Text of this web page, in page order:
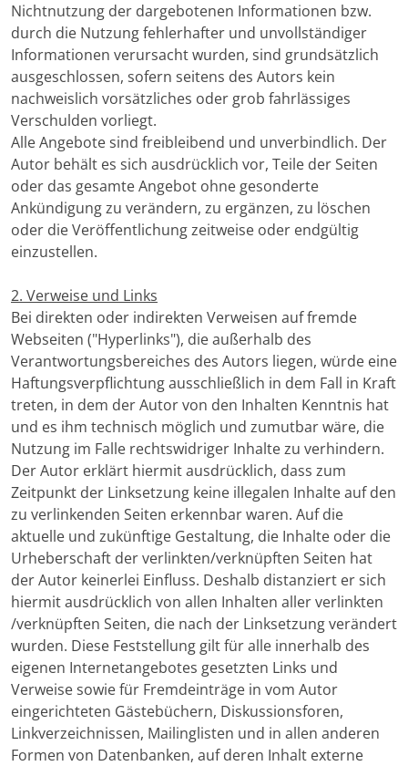
Nichtnutzung der dargebotenen Informationen bzw.
durch die Nutzung fehlerhafter und unvollständiger
Informationen verursacht wurden, sind grundsätzlich
ausgeschlossen, sofern seitens des Autors kein
nachweislich vorsätzliches oder grob fahrlässiges
Verschulden vorliegt.
Alle Angebote sind freibleibend und unverbindlich. Der
Autor behält es sich ausdrücklich vor, Teile der Seiten
oder das gesamte Angebot ohne gesonderte
Ankündigung zu verändern, zu ergänzen, zu löschen
oder die Veröffentlichung zeitweise oder endgültig
einzustellen.
2. Verweise und Links
Bei direkten oder indirekten Verweisen auf fremde
Webseiten ("Hyperlinks"), die außerhalb des
Verantwortungsbereiches des Autors liegen, würde eine
Haftungsverpflichtung ausschließlich in dem Fall in Kraft
treten, in dem der Autor von den Inhalten Kenntnis hat
und es ihm technisch möglich und zumutbar wäre, die
Nutzung im Falle rechtswidriger Inhalte zu verhindern.
Der Autor erklärt hiermit ausdrücklich, dass zum
Zeitpunkt der Linksetzung keine illegalen Inhalte auf den
zu verlinkenden Seiten erkennbar waren. Auf die
aktuelle und zukünftige Gestaltung, die Inhalte oder die
Urheberschaft der verlinkten/verknüpften Seiten hat
der Autor keinerlei Einfluss. Deshalb distanziert er sich
hiermit ausdrücklich von allen Inhalten aller verlinkten
/verknüpften Seiten, die nach der Linksetzung verändert
wurden. Diese Feststellung gilt für alle innerhalb des
eigenen Internetangebotes gesetzten Links und
Verweise sowie für Fremdeinträge in vom Autor
eingerichteten Gästebüchern, Diskussionsforen,
Linkverzeichnissen, Mailinglisten und in allen anderen
Formen von Datenbanken, auf deren Inhalt externe